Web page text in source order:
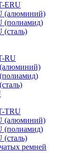
ERU
(алюминий)
(полиамид)
(сталь)
RU
TRU
(алюминий)
(полиамид)
(сталь)
ремней